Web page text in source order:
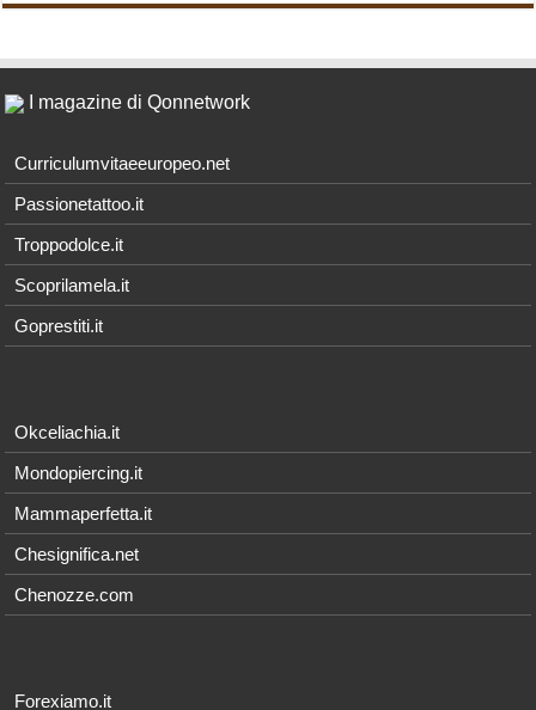
I magazine di Qonnetwork
Curriculumvitaeeuropeo.net
Passionetattoo.it
Troppodolce.it
Scoprilamela.it
Goprestiti.it
Okceliachia.it
Mondopiercing.it
Mammaperfetta.it
Chesignifica.net
Chenozze.com
Forexiamo.it